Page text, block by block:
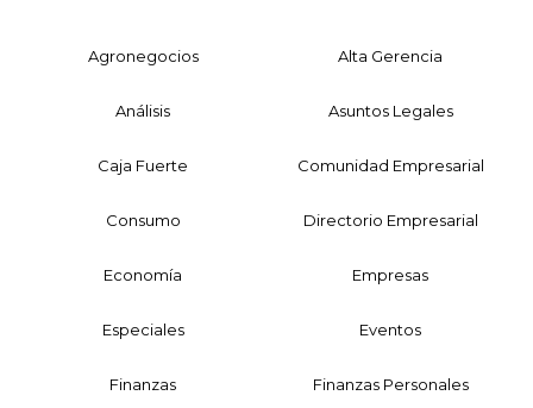
Agronegocios Alta Gerencia
Análisis Asuntos Legales
Caja Fuerte Comunidad Empresarial
Consumo Directorio Empresarial
Economía Empresas
Especiales Eventos
Finanzas Finanzas Personales